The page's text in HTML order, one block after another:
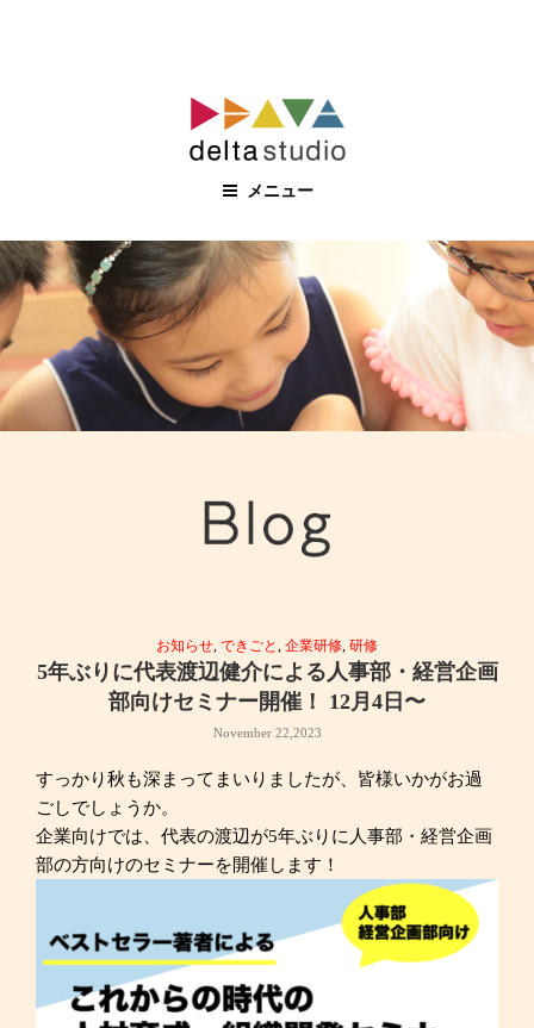
へ
ス
キ
ッ
プ
メニュー
お知らせ できごと 企業研修 研修
5年ぶりに代表渡辺健介による人事部・経営企画
部向けセミナー開催！ 12月4日〜
November 22,2023
すっかり秋も深まってまいりましたが、皆様いかがお過
ごしでしょうか。
企業向けでは、代表の渡辺が5年ぶりに人事部・経営企画
部の方向けのセミナーを開催します！